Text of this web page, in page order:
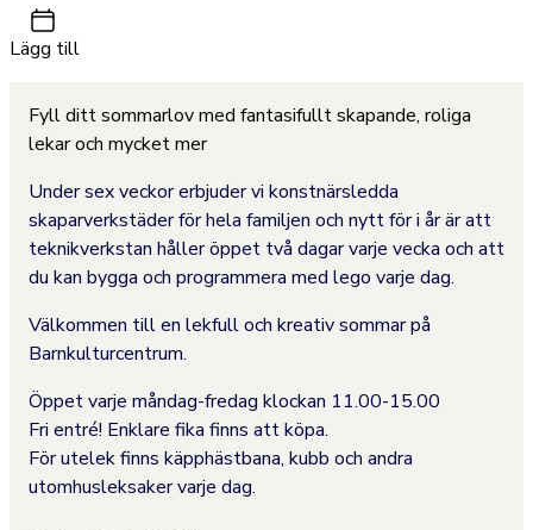
Lägg till
Fyll ditt sommarlov med fantasifullt skapande, roliga
lekar och mycket mer
Under sex veckor erbjuder vi konstnärsledda
skaparverkstäder för hela familjen och nytt för i år är att
teknikverkstan håller öppet två dagar varje vecka och att
du kan bygga och programmera med lego varje dag.
Välkommen till en lekfull och kreativ sommar på
Barnkulturcentrum.
Öppet varje måndag-fredag klockan 11.00-15.00
Fri entré! Enklare fika finns att köpa.
För utelek finns käpphästbana, kubb och andra
utomhusleksaker varje dag.